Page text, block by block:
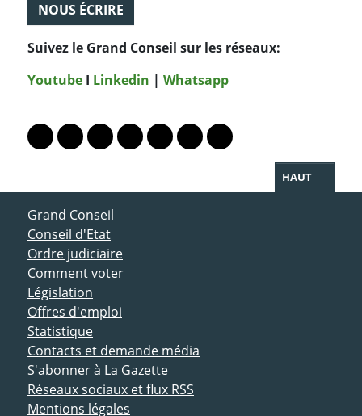
NOUS ÉCRIRE
Suivez le Grand Conseil sur les réseaux:
Youtube I Linkedin | Whatsapp
Lien vers le profil Mastodon
Lien vers le profil Bluesky
Lien vers le profil Instagram
Lien vers le profil Linkedin
Lien vers le profil Facebook
Lien vers le profil Twitter
Partager par WhatsApp
HAUT
ACCÈS DIRECT
Grand Conseil
Conseil d'Etat
Ordre judiciaire
Comment voter
Législation
Offres d'emploi
Statistique
Contacts et demande média
S'abonner à La Gazette
Réseaux sociaux et flux RSS
Mentions légales